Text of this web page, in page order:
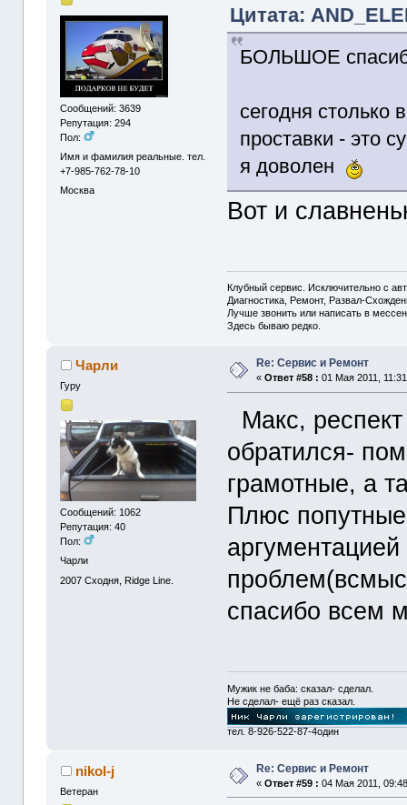
Сообщений: 3639
Репутация: 294
Пол:
Имя и фамилия реальные. тел.
+7-985-762-78-10
Москва
Цитата:
БОЛЬШОЕ
сегодня столько
проставки - это
я доволен
Вот и
Клубный сервис. Исключительно с
Диагностика, Ремонт, Развал-
Лучше звонить или написать в
Здесь бываю редко.
Чарли
Гуру
Сообщений: 1062
Репутация: 40
Пол:
Чарли
2007 Сходня, Ridge Line.
Re: Сервис и Ремонт
«Ответ #58 : 01 Мая 2011,
Макс,
обратился-
грамотные, а
Плюс
спасибо всем
Мужик не баба: сказал- сделал.
Не сделал- ещё раз сказал.
тел. 8-926-522-87-4один
nikol-j
Ветеран
Re: Сервис и Ремонт
«Ответ #59 : 04 Мая 2011,